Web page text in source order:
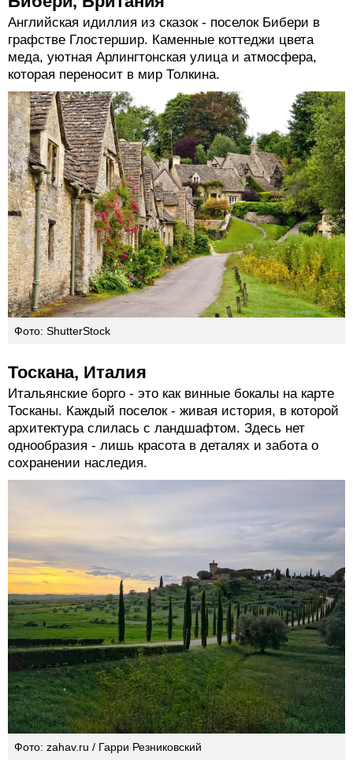
Английская идиллия из сказок - поселок Бибери в
графстве Глостершир. Каменные коттеджи цвета
меда, уютная Арлингтонская улица и атмосфера,
которая переносит в мир Толкина.
Фото: ShutterStock
Тоскана, Италия
Итальянские борго - это как винные бокалы на карте
Тосканы. Каждый поселок - живая история, в которой
архитектура слилась с ландшафтом. Здесь нет
однообразия - лишь красота в деталях и забота о
сохранении наследия.
Фото: zahav.ru / Гарри Резниковский